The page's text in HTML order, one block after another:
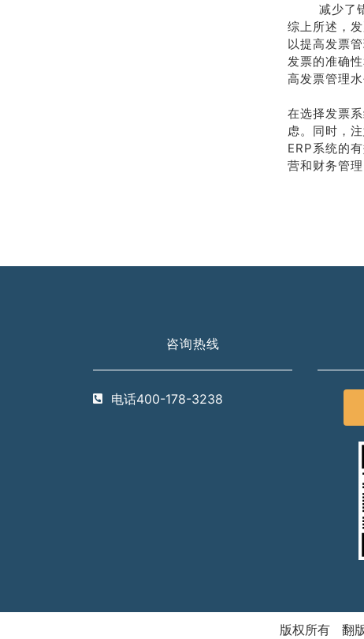
减少了
综上所述，
以提高发票
发票的准确
高发票管理
在选择发票
虑。同时，
ERP系统的
营和财务管理
咨询热线
电话400-178-3238
版权所有 翻